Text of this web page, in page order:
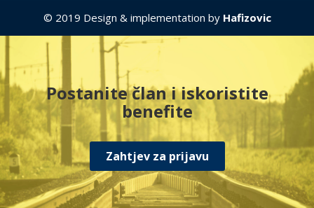
© 2019 Design & implementation by Hafizovic
Postanite član i iskoristite
benefite
Zahtjev za prijavu